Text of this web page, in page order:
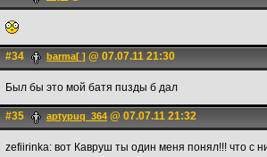
#34 barma[ ] @ 07.07.11 21:30
Был бы это мой батя пuзды б дал
#35 aptypuq_364 @ 07.07.11 21:32
zefiirinka: вот Кавруш ты один меня понял!!! что с